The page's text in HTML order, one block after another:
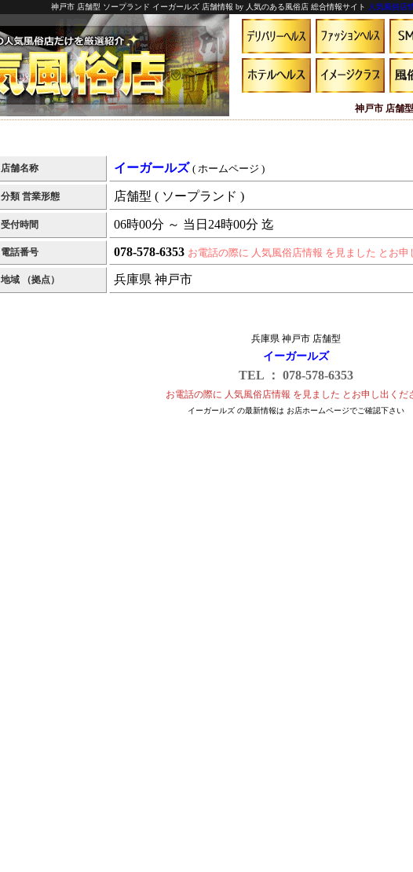
神戸市 店舗型 ソープランド イーガールズ 店舗情報 by 人気のある風俗店 総合情報サイト 人気風俗店
神戸市 店舗
店舗名称 イーガールズ ( ホームページ )
分類 営業形態 店舗型 ( ソープランド )
受付時間 06時00分 ～ 当日24時00分 迄
電話番号 078-578-6353 お電話の際に 人気風俗店情報 を見ました とお申
地域 （拠点） 兵庫県 神戸市
兵庫県 神戸市 店舗型
イーガールズ
TEL ： 078-578-6353
お電話の際に 人気風俗店情報 を見ました とお申し出くだ
イーガールズ の最新情報は お店ホームページでご確認下さい